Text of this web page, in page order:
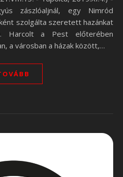
zászlóaljnál, egy Nimród
szolgálta szeretett hazánkat
Harcolt a Pest előterében
a városban a házak között,…